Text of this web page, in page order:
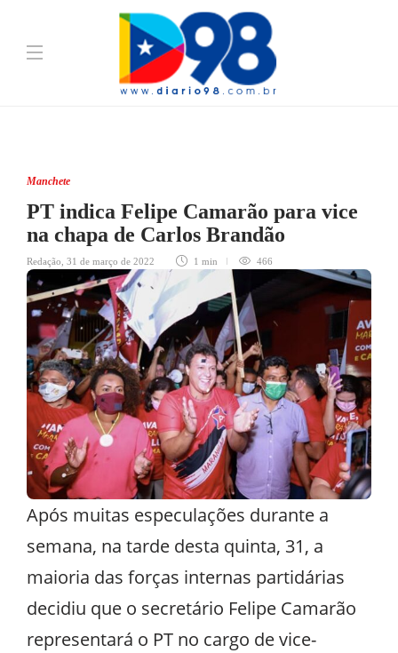
Manchete
PT indica Felipe Camarão para vice
na chapa de Carlos Brandão
Redação 31 de março de 2022 1 min 466
Após muitas especulações durante a
semana, na tarde desta quinta, 31, a
maioria das forças internas partidárias
decidiu que o secretário Felipe Camarão
representará o PT no cargo de vice-